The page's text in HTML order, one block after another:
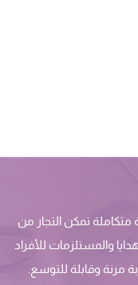
تمكن التجار من
والمستلزمات للأفراد
مرنة وقابلة للتوسع.